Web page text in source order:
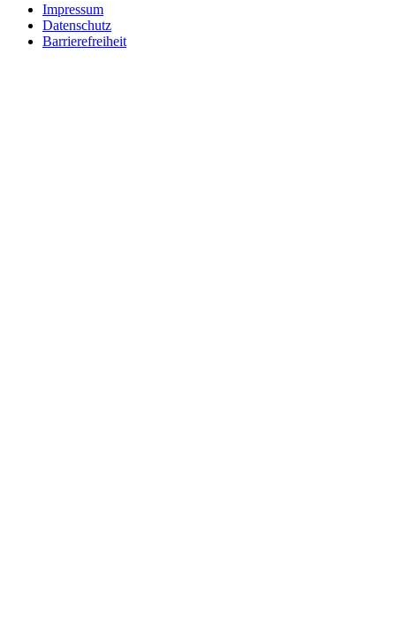
Impressum
Datenschutz
Barrierefreiheit